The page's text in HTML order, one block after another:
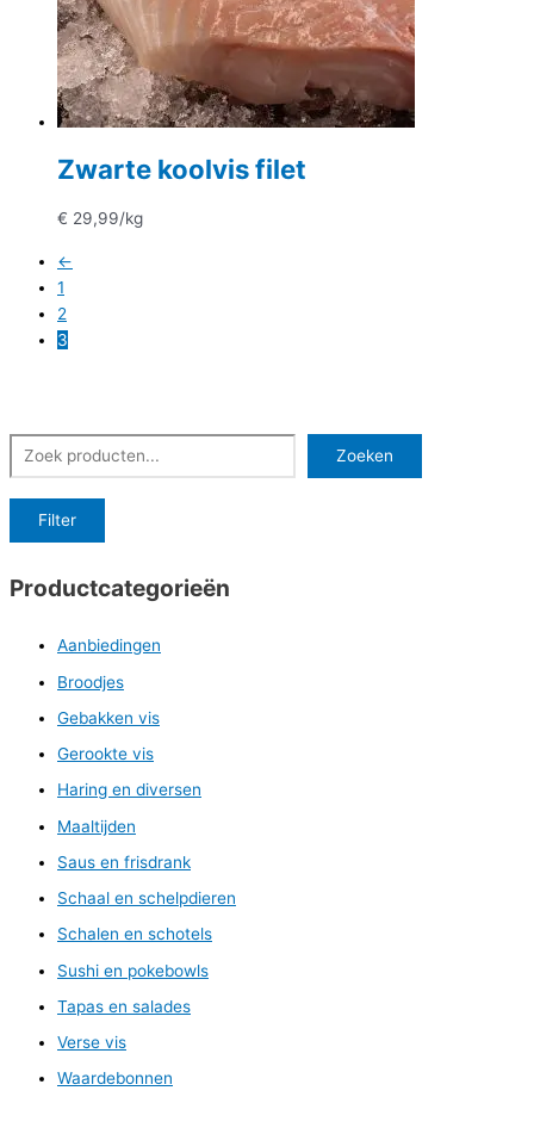
Zoeken Zoeken
Filter
Productcategorieën
Aanbiedingen
Broodjes
Gebakken vis
Gerookte vis
Haring en diversen
Maaltijden
Saus en frisdrank
Schaal en schelpdieren
Schalen en schotels
Sushi en pokebowls
Tapas en salades
Verse vis
Waardebonnen
Zwarte koolvis filet
€ 29,99/kg
←
1
2
3